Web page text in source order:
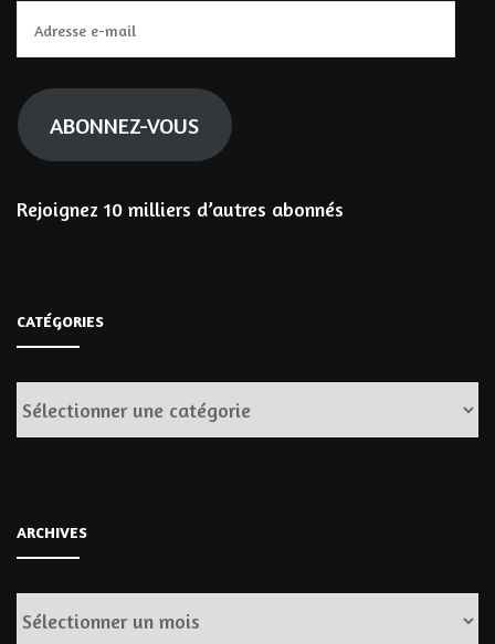
e-
mail
ABONNEZ-VOUS
Rejoignez 10 milliers d’autres abonnés
CATÉGORIES
Catégories
ARCHIVES
Archives